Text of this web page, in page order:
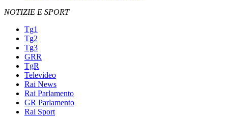
NOTIZIE E SPORT
Tg1
Tg2
Tg3
GRR
TgR
Televideo
Rai News
Rai Parlamento
GR Parlamento
Rai Sport